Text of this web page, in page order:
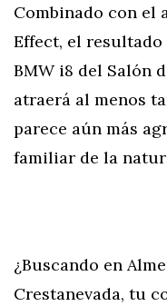
Combinado con el
Effect, el
BMW i8 del Salón
atraerá al menos
parece aún más
familiar de la
¿Buscando en
Crestanevada, tu